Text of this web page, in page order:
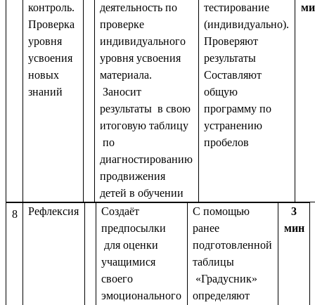
контроль.
Проверка
уровня
усвоения
новых
знаний
деятельность по
проверке
индивидуального
уровня усвоения
материала.
Заносит
результаты в свою
итоговую таблицу
по
диагностированию
продвижения
детей в обучении
тестирование
(индивидуально).
Проверяют
результаты
Составляют
общую
программу по
устранению
пробелов
8 Рефлексия
Создаёт
предпосылки
для оценки
учащимися
своего
эмоционального
С помощью
ранее
подготовленной
таблицы
«Градусник»
определяют
3
мин